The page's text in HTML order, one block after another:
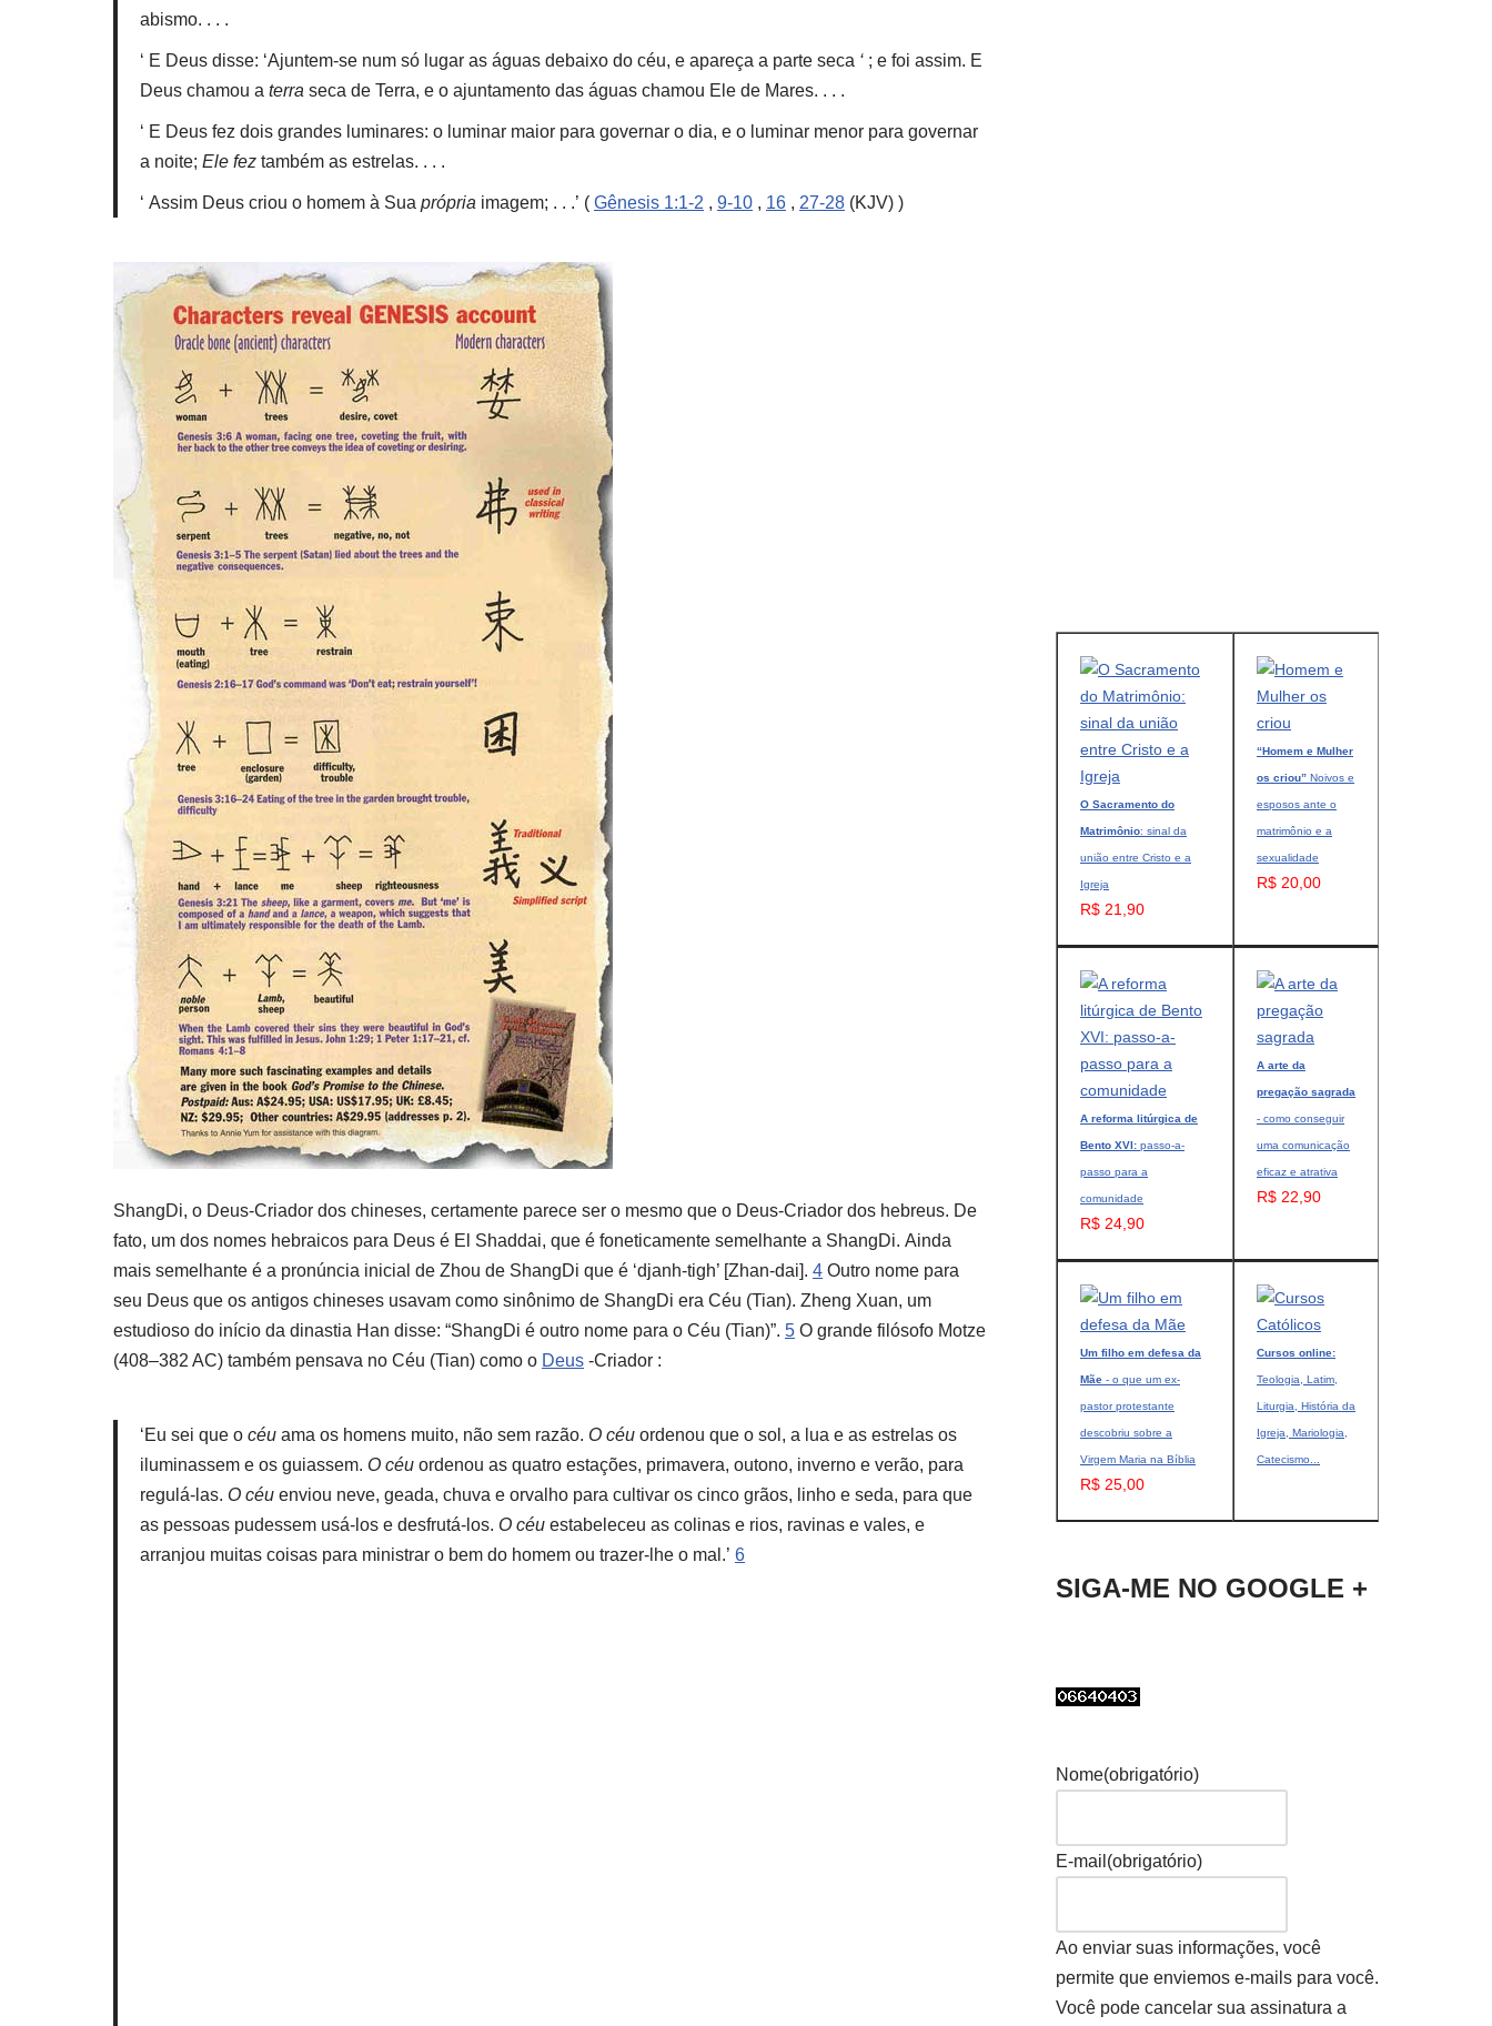
abismo. . . .
‘ E Deus disse: ‘Ajuntem-se num só lugar as águas debaixo do céu, e apareça a parte seca ‘ ; e foi assim. E
Deus chamou a terra seca de Terra, e o ajuntamento das águas chamou Ele de Mares. . . .
‘ E Deus fez dois grandes luminares: o luminar maior para governar o dia, e o luminar menor para governar
a noite; Ele fez também as estrelas. . . .
‘ Assim Deus criou o homem à Sua própria imagem; . . .’ ( Gênesis 1:1-2 , 9-10 , 16 , 27-28 (KJV) )
ShangDi, o Deus-Criador dos chineses, certamente parece ser o mesmo que o Deus-Criador dos hebreus. De
fato, um dos nomes hebraicos para Deus é El Shaddai, que é foneticamente semelhante a ShangDi. Ainda
mais semelhante é a pronúncia inicial de Zhou de ShangDi que é ‘djanh-tigh’ [Zhan-dai]. 4 Outro nome para
seu Deus que os antigos chineses usavam como sinônimo de ShangDi era Céu (Tian). Zheng Xuan, um
estudioso do início da dinastia Han disse: “ShangDi é outro nome para o Céu (Tian)”. 5 O grande filósofo Motze
(408–382 AC) também pensava no Céu (Tian) como o Deus -Criador :
‘Eu sei que o céu ama os homens muito, não sem razão. O céu ordenou que o sol, a lua e as estrelas os
iluminassem e os guiassem. O céu ordenou as quatro estações, primavera, outono, inverno e verão, para
regulá-las. O céu enviou neve, geada, chuva e orvalho para cultivar os cinco grãos, linho e seda, para que
as pessoas pudessem usá-los e desfrutá-los. O céu estabeleceu as colinas e rios, ravinas e vales, e
arranjou muitas coisas para ministrar o bem do homem ou trazer-lhe o mal.’ 6
O Sacramento do
Matrimônio: sinal da
união entre Cristo e a
Igreja
R$ 21,90
“Homem e Mulher
os criou” Noivos e
esposos ante o
matrimônio e a
sexualidade
R$ 20,00
A reforma litúrgica de
Bento XVI: passo-a-
passo para a
comunidade
R$ 24,90
A arte da
pregação sagrada
- como conseguir
uma comunicação
eficaz e atrativa
R$ 22,90
Um filho em defesa da
Mãe - o que um ex-
pastor protestante
descobriu sobre a
Virgem Maria na Bíblia
R$ 25,00
Cursos online:
Teologia, Latim,
Liturgia, História da
Igreja, Mariologia,
Catecismo...
SIGA-ME NO GOOGLE +
Nome(obrigatório)
E-mail (obrigatório)
Ao enviar suas informações, você
permite que enviemos e-mails para você.
Você pode cancelar sua assinatura a